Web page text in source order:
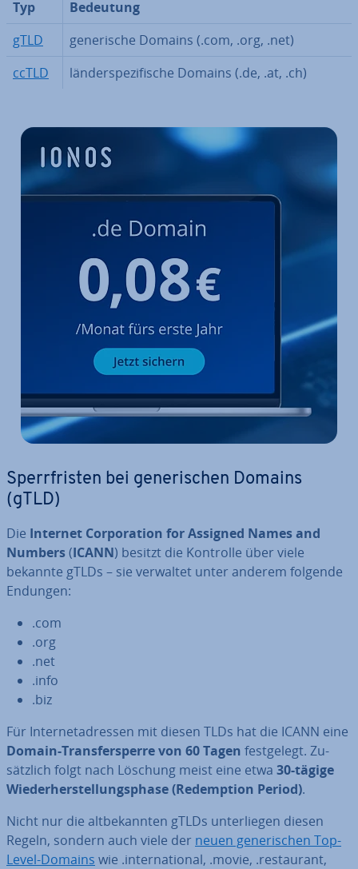
Typ
Bedeutung
gTLD
ge­ne­ri­sche Domains (.com, .org, .net)
ccTLD
län­der­spe­zi­fi­sche Domains (.de, .at, .ch)
Sperr­fris­ten bei ge­ne­ri­schen Domains
(gTLD)
Die Internet Cor­po­ra­ti­on for Assigned Names and
Numbers(ICANN) besitzt die Kontrolle über viele
bekannte gTLDs – sie verwaltet unter anderem folgende
Endungen:
.com
.org
.net
.info
.biz
Für In­ter­net­adres­sen mit diesen TLDs hat die ICANN eine
Domain-Trans­fer­sper­re von 60 Tagen fest­ge­legt. Zu­
sätz­lich folgt nach Löschung meist eine etwa 30-tägige
Wie­der­her­stel­lungs­pha­se (Re­demp­ti­on Period).
Nicht nur die alt­be­kann­ten gTLDs un­ter­lie­gen diesen
Regeln, sondern auch viele der neuen ge­ne­ri­schen Top-
Level-Domains wie .in­ter­na­tio­nal, .movie, .re­stau­rant,